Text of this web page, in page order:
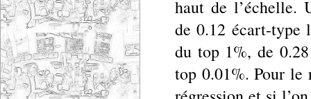
haut de l’échelle.
de 0.12 écart-
du top 1%, de
top 0.01%. Pour le